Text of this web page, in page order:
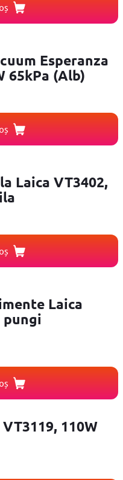
Esperanza
65kPa (Alb)
Laica VT3402,
Laica
pungi
110W